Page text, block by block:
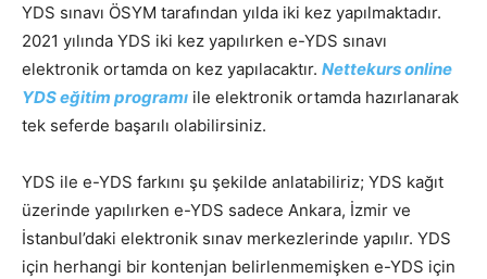
YDS sınavı ÖSYM tarafından yılda iki kez yapılmaktadır.
2021 yılında YDS iki kez yapılırken e-YDS sınavı
elektronik ortamda on kez yapılacaktır. Nettekurs online
YDS eğitim programı ile elektronik ortamda hazırlanarak
tek seferde başarılı olabilirsiniz.
YDS ile e-YDS farkını şu şekilde anlatabiliriz; YDS kağıt
üzerinde yapılırken e-YDS sadece Ankara, İzmir ve
İstanbul’daki elektronik sınav merkezlerinde yapılır. YDS
için herhangi bir kontenjan belirlenmemişken e-YDS için